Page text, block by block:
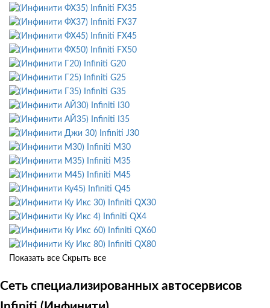
Infiniti FX35
Infiniti FX37
Infiniti FX45
Infiniti FX50
Infiniti G20
Infiniti G25
Infiniti G35
Infiniti I30
Infiniti I35
Infiniti J30
Infiniti M30
Infiniti M35
Infiniti M45
Infiniti Q45
Infiniti QX30
Infiniti QX4
Infiniti QX60
Infiniti QX80
Показать все Скрыть все
Сеть специализированных автосервисов